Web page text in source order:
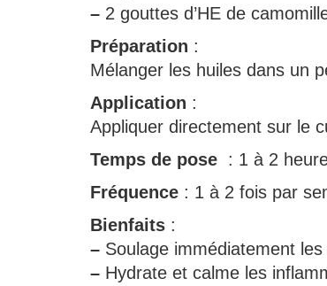
– 2 gouttes d’HE de
Préparation :
Mélanger les huiles dans un
Application :
Appliquer directement sur le
Temps de pose : 1 à 2
Fréquence : 1 à 2 fois par
Bienfaits :
– Soulage immédiatement
– Hydrate et calme les